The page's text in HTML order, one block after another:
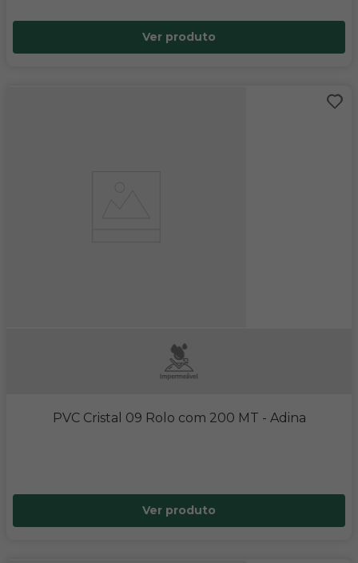
Ver produto
PVC Cristal 09 Rolo com 200 MT - Adina
Ver produto